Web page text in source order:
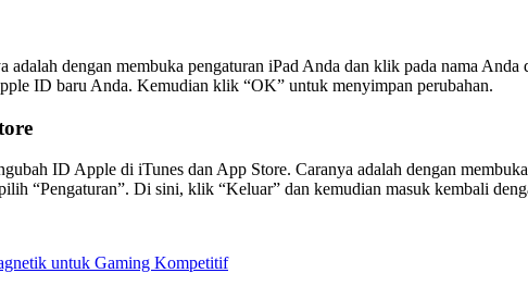
dengan membuka pengaturan iPad Anda dan klik pada nama
ID baru Anda. Kemudian klik “OK” untuk menyimpan perubahan.
ID Apple di iTunes dan App Store. Caranya adalah dengan
“Pengaturan”. Di sini, klik “Keluar” dan kemudian masuk kembali
untuk Gaming Kompetitif